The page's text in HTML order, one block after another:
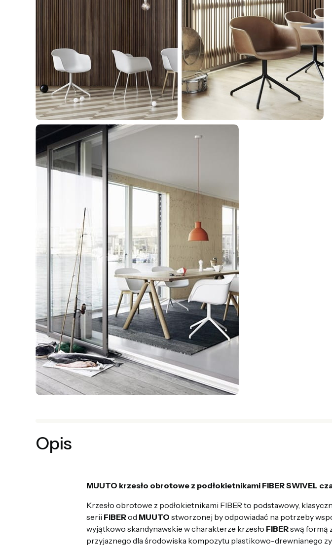
Opis
MUUTO krzesło obrotowe z podłokietnikami FIBER SWIVEL
Krzesło obrotowe z podłokietnikami FIBER to podstawowy,
serii FIBERod MUUTO stworzonej by odpowiadać na potrzeby
wyjątkowo skandynawskie w charakterze krzesło FIBERswą formą
przyjaznego dla środowiska kompozytu plastikowo-drewnianego